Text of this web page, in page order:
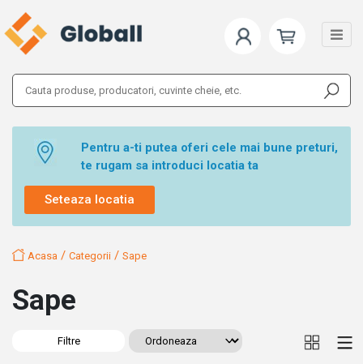
Pentru a-ti putea oferi cele mai bune preturi,
te rugam sa introduci locatia ta
Seteaza locatia
Acasa /Categorii /Sape
Sape
Filtre